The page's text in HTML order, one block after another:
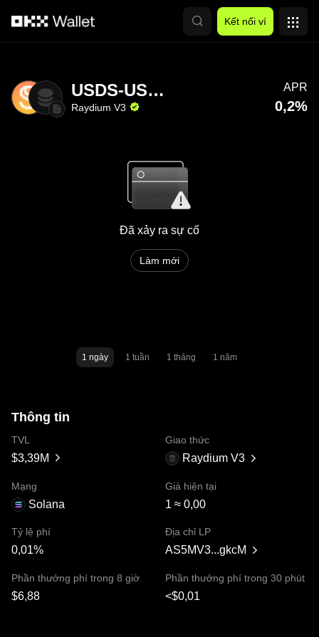
Kết nối ví
USDS-USDC
Raydium V3
APR
0,2%
Đã xảy ra sự cố
Làm mới
1 ngày 1 tuần 1 tháng 1 năm
Thông tin
TVL
$3,39M
Giao thức
Raydium V3
Mạng
Solana
Giá hiện tại
1 ≈ 0,00
Tỷ lệ phí
0,01%
Địa chỉ LP
AS5MV3...gkcM
Phần thưởng phí trong 8 giờ
$6,88
Phần thưởng phí trong 30 phút
<$0,01